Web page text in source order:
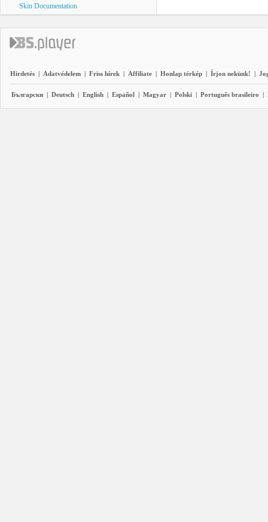
Skin Documentation
Hirdetés | Adatvédelem | Friss hírek | Affiliate | Honlap térkép | Írjon nekünk! |
Български | Deutsch | English | Español | Magyar | Polski | Português brasileiro |